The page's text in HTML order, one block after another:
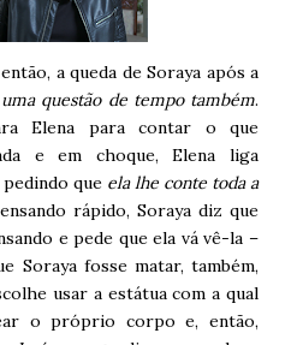
a queda de Soraya após a
uma questão de tempo também.
Elena para contar o que
e em choque, Elena liga
que ela lhe conte toda a
rápido, Soraya diz que
e pede que ela vá vê-la –
Soraya fosse matar, também,
usar a estátua com a qual
o próprio corpo e, então,